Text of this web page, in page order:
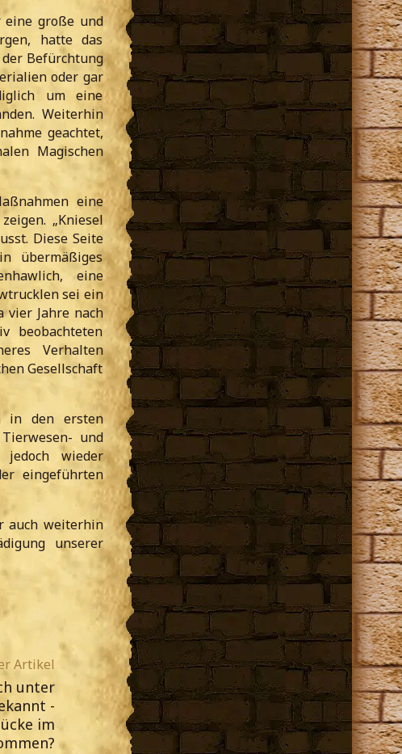
große und
hatte das
Befürchtung
oder gar
um eine
Weiterhin
geachtet,
Magischen
eine
„Kniesel
Diese Seite
übermäßiges
eine
sei ein
vier Jahre nach
beobachteten
Verhalten
Gesellschaft
in den ersten
und
jedoch wieder
eingeführten
auch weiterhin
unserer
Artikel
unter
-
im